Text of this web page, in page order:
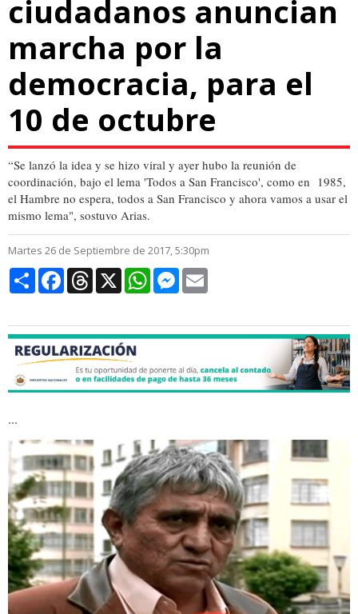
ciudadanos anuncian
marcha por la
democracia, para el
10 de octubre
“Se lanzó la idea y se hizo viral y ayer hubo la reunión de
coordinación, bajo el lema 'Todos a San Francisco', como en 1985,
el Hambre no espera, todos a San Francisco y ahora vamos a usar el
mismo lema", sostuvo Arias.
Martes 26 de Septiembre de 2017, 5:30pm
CompartirFacebookThreads
X WhatsAppMessenger
...
ivan.arias_.jpg